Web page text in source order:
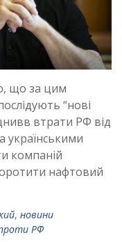
що за цим
“‎нові
втрати РФ від
українськими
компаній
нафтовий
, новини
проти РФ